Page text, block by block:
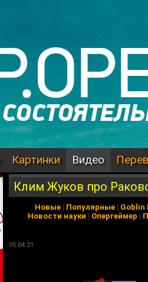
Картинки Видео
Клим Жуков про
Новые | Популярные | Goblin
Новости науки | Опергеймер |
05.04.21